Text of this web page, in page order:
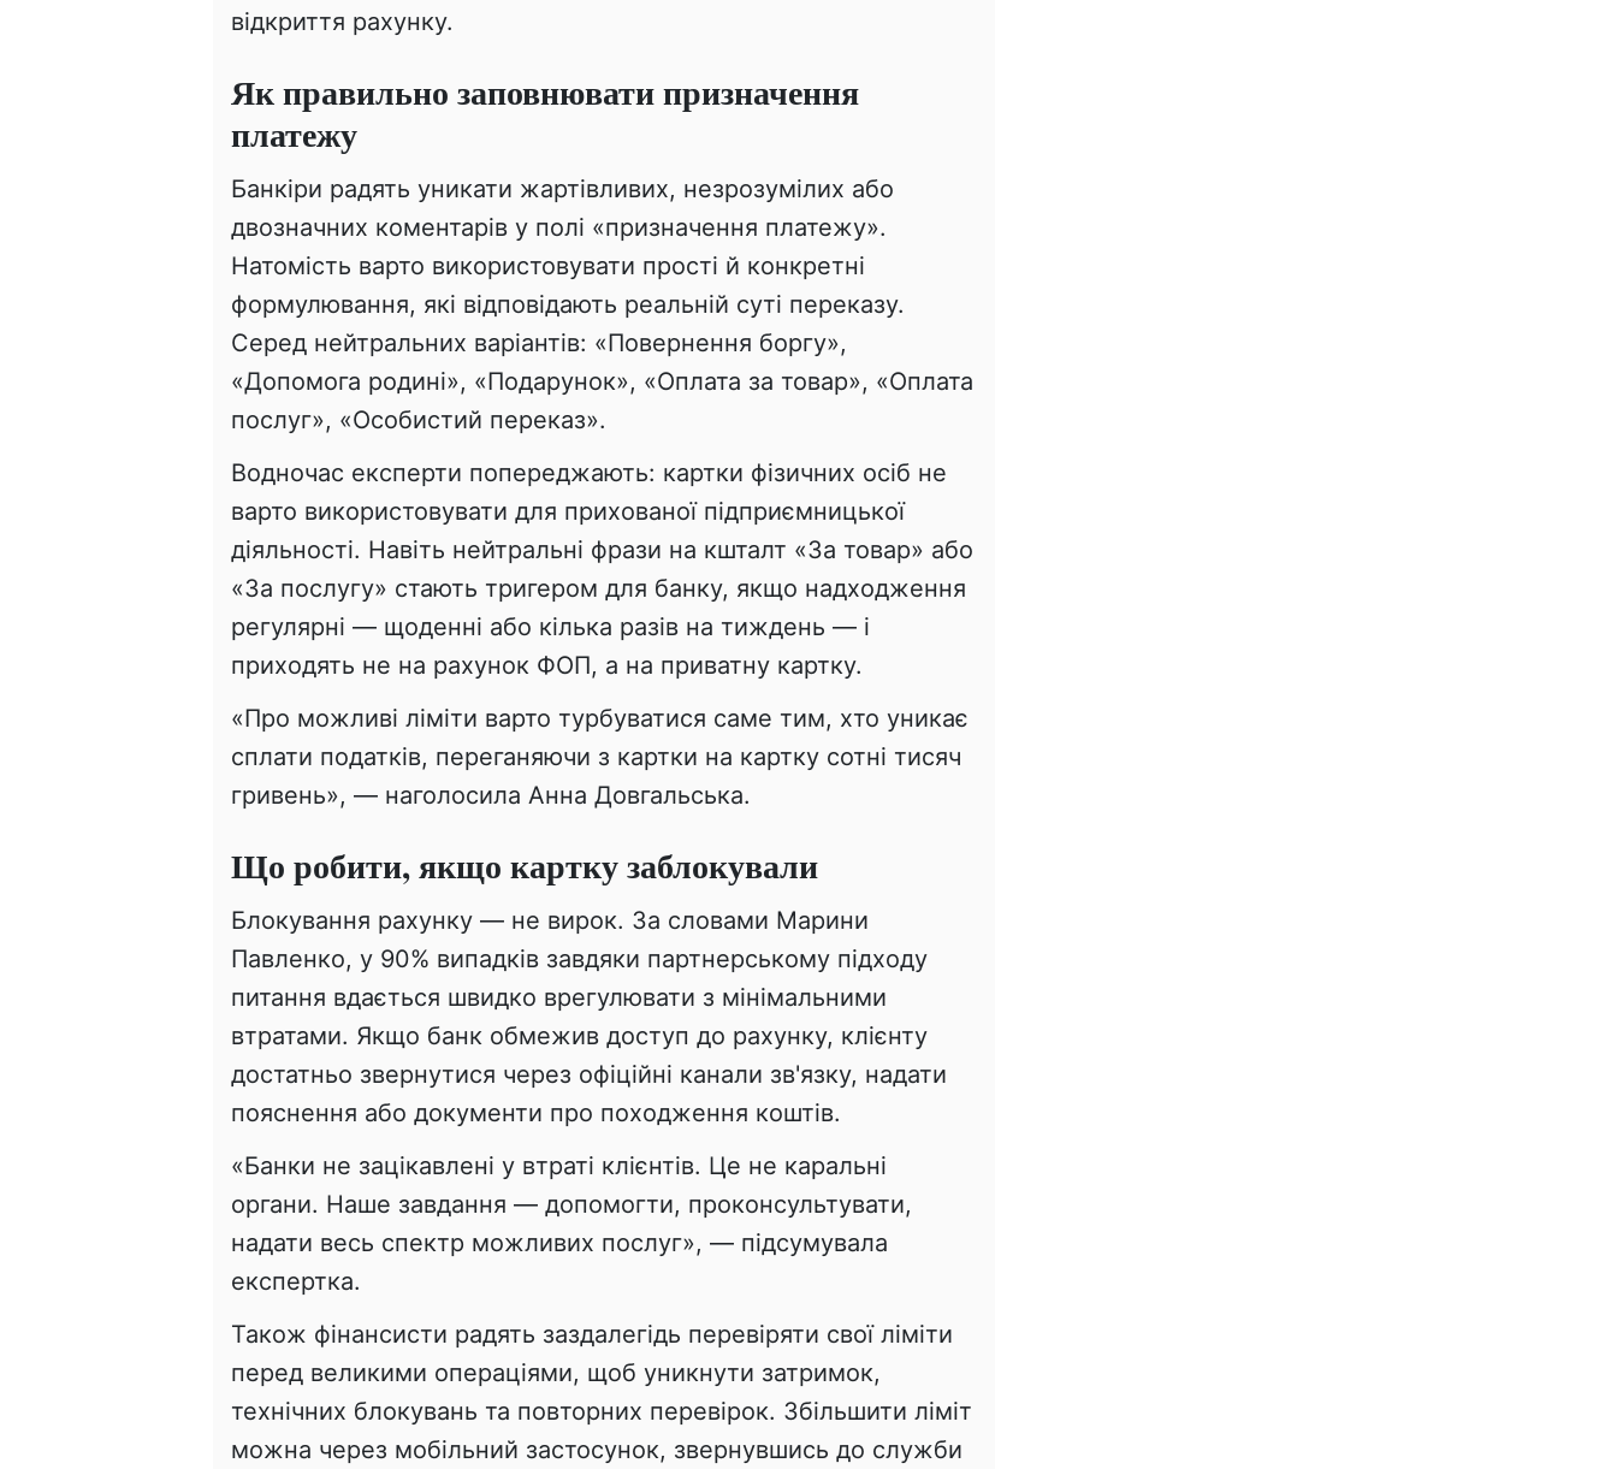
відкриття рахунку.
Як правильно заповнювати призначення
платежу
Банкіри радять уникати жартівливих, незрозумілих або
двозначних коментарів у полі «призначення платежу».
Натомість варто використовувати прості й конкретні
формулювання, які відповідають реальній суті переказу.
Серед нейтральних варіантів: «Повернення боргу»,
«Допомога родині», «Подарунок», «Оплата за товар», «Оплата
послуг», «Особистий переказ».
Водночас експерти попереджають: картки фізичних осіб не
варто використовувати для прихованої підприємницької
діяльності. Навіть нейтральні фрази на кшталт «За товар» або
«За послугу» стають тригером для банку, якщо надходження
регулярні — щоденні або кілька разів на тиждень — і
приходять не на рахунок ФОП, а на приватну картку.
«Про можливі ліміти варто турбуватися саме тим, хто уникає
сплати податків, переганяючи з картки на картку сотні тисяч
гривень», — наголосила Анна Довгальська.
Що робити, якщо картку заблокували
Блокування рахунку — не вирок. За словами Марини
Павленко, у 90% випадків завдяки партнерському підходу
питання вдається швидко врегулювати з мінімальними
втратами. Якщо банк обмежив доступ до рахунку, клієнту
достатньо звернутися через офіційні канали зв'язку, надати
пояснення або документи про походження коштів.
«Банки не зацікавлені у втраті клієнтів. Це не каральні
органи. Наше завдання — допомогти, проконсультувати,
надати весь спектр можливих послуг», — підсумувала
експертка.
Також фінансисти радять заздалегідь перевіряти свої ліміти
перед великими операціями, щоб уникнути затримок,
технічних блокувань та повторних перевірок. Збільшити ліміт
можна через мобільний застосунок, звернувшись до служби